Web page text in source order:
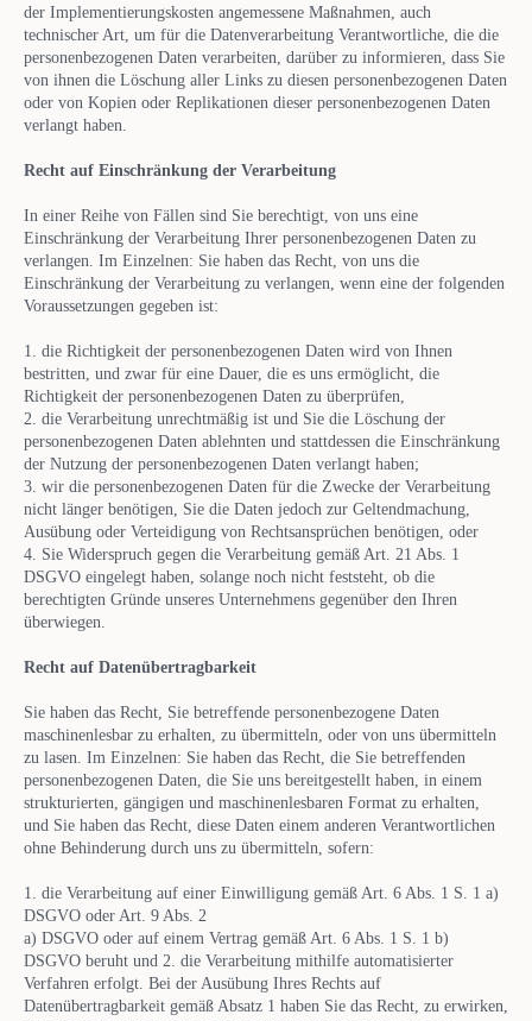
der Implementierungskosten angemessene Maßnahmen, auch
technischer Art, um für die Datenverarbeitung Verantwortliche, die die
personenbezogenen Daten verarbeiten, darüber zu informieren, dass Sie
von ihnen die Löschung aller Links zu diesen personenbezogenen Daten
oder von Kopien oder Replikationen dieser personenbezogenen Daten
verlangt haben.
Recht auf Einschränkung der Verarbeitung
In einer Reihe von Fällen sind Sie berechtigt, von uns eine
Einschränkung der Verarbeitung Ihrer personenbezogenen Daten zu
verlangen. Im Einzelnen: Sie haben das Recht, von uns die
Einschränkung der Verarbeitung zu verlangen, wenn eine der folgenden
Voraussetzungen gegeben ist:
1. die Richtigkeit der personenbezogenen Daten wird von Ihnen
bestritten, und zwar für eine Dauer, die es uns ermöglicht, die
Richtigkeit der personenbezogenen Daten zu überprüfen,
2. die Verarbeitung unrechtmäßig ist und Sie die Löschung der
personenbezogenen Daten ablehnten und stattdessen die Einschränkung
der Nutzung der personenbezogenen Daten verlangt haben;
3. wir die personenbezogenen Daten für die Zwecke der Verarbeitung
nicht länger benötigen, Sie die Daten jedoch zur Geltendmachung,
Ausübung oder Verteidigung von Rechtsansprüchen benötigen, oder
4. Sie Widerspruch gegen die Verarbeitung gemäß Art. 21 Abs. 1
DSGVO eingelegt haben, solange noch nicht feststeht, ob die
berechtigten Gründe unseres Unternehmens gegenüber den Ihren
überwiegen.
Recht auf Datenübertragbarkeit
Sie haben das Recht, Sie betreffende personenbezogene Daten
maschinenlesbar zu erhalten, zu übermitteln, oder von uns übermitteln
zu lasen. Im Einzelnen: Sie haben das Recht, die Sie betreffenden
personenbezogenen Daten, die Sie uns bereitgestellt haben, in einem
strukturierten, gängigen und maschinenlesbaren Format zu erhalten,
und Sie haben das Recht, diese Daten einem anderen Verantwortlichen
ohne Behinderung durch uns zu übermitteln, sofern:
1. die Verarbeitung auf einer Einwilligung gemäß Art. 6 Abs. 1 S. 1 a)
DSGVO oder Art. 9 Abs. 2
a) DSGVO oder auf einem Vertrag gemäß Art. 6 Abs. 1 S. 1 b)
DSGVO beruht und 2. die Verarbeitung mithilfe automatisierter
Verfahren erfolgt. Bei der Ausübung Ihres Rechts auf
Datenübertragbarkeit gemäß Absatz 1 haben Sie das Recht, zu erwirken,